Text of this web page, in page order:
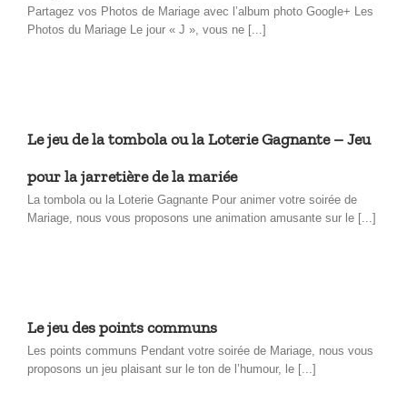
Partagez vos Photos de Mariage avec l’album photo Google+ Les
Photos du Mariage Le jour « J », vous ne [...]
Le jeu de la tombola ou la Loterie Gagnante – Jeu
pour la jarretière de la mariée
La tombola ou la Loterie Gagnante Pour animer votre soirée de
Mariage, nous vous proposons une animation amusante sur le [...]
Le jeu des points communs
Les points communs Pendant votre soirée de Mariage, nous vous
proposons un jeu plaisant sur le ton de l’humour, le [...]